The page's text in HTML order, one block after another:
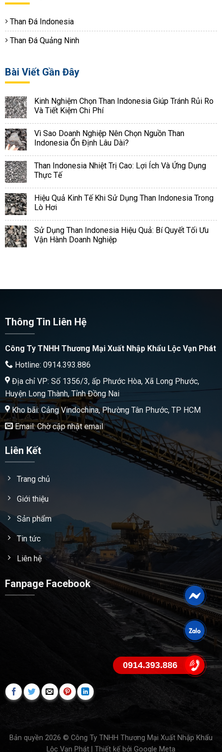
Than Đá Indonesia
Than Đá Quảng Ninh
Bài Viết Gần Đây
Kinh Nghiệm Chọn Than Indonesia Giúp Tránh Rủi Ro
Và Tiết Kiệm Chi Phí
Vì Sao Doanh Nghiệp Nên Chọn Nguồn Than
Indonesia Ổn Định Lâu Dài?
Than Indonesia Nhiệt Trị Cao: Lợi Ích Và Ứng Dụng
Thực Tế
Hiệu Quả Kinh Tế Khi Sử Dụng Than Indonesia Trong
Lò Hơi
Sử Dụng Than Indonesia Hiệu Quả: Bí Quyết Tối Ưu
Vận Hành Doanh Nghiệp
Thông Tin Liên Hệ
Công Ty TNHH Thương Mại Xuất Nhập Khẩu Lộc Vạn Phát
Hotline: 0914.393.886
Địa chỉ VP: Số 1356/3, ấp Phước Hòa, Xã Long Phước,
Huyện Long Thành, Tỉnh Đồng Nai
Kho bãi: Cảng Vindochina, Phường Tân Phước, TP HCM
Email: Chờ cập nhật email
Liên Kết
Trang chủ
Giới thiệu
Sản phẩm
Tin tức
Liên hệ
Fanpage Facebook
Bản quyền 2026 © Công Ty TNHH Thương Mại Xuất Nhập Khẩu
Lộc Vạn Phát | Thiết kế bởi Google Meta
0914.393.886